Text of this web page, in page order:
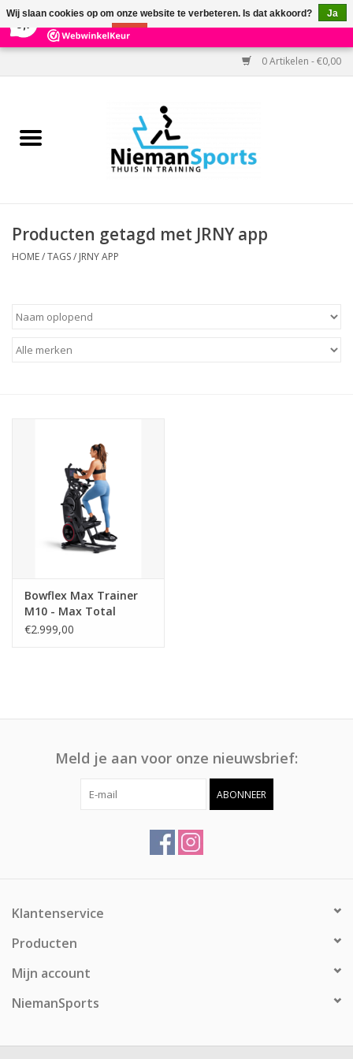
303 Reviews ×
0 Artikelen - €0,00
Home
Kracht
Producten getagd met JRNY app
HOME/TAGS/ JRNY APP
Bowflex Max Trainer
M10 - Max Total
€2.999,00
Meld je aan voor onze nieuwsbrief:
ABONNEER
Klantenservice
Producten
Mijn account
NiemanSports
Wij slaan cookies op om onze website te verbeteren. Is dat akkoord?
Ja
Nee